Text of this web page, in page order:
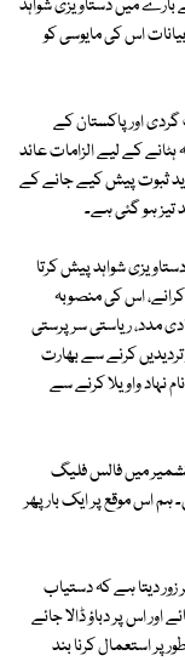
میں دستاویزی شواہد
اس کی مایوسی کو
اور پاکستان کے
کے لیے الزامات عائد
ثبوت پیش کیے جانے کے
تیز ہو گئی ہے۔
شواہد پیش کرتا
اس کی منصوبہ
مدد، ریاستی سرپرستی
تردیدیں کرنے سے بھارت
نہاد واویلا کرنے سے
کشمیر میں فالس فلیگ
اس موقع پر ایک بار پھر
دیتا ہے کہ دستیاب
اور اس پر دباؤ ڈالا جائے
استعمال کرنا بند